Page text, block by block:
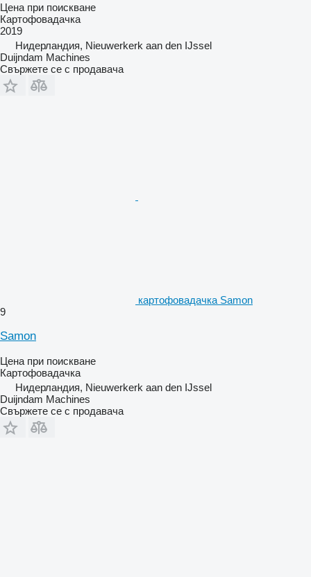
Цена при поискване
Картофовадачка
2019
Нидерландия, Nieuwerkerk aan den IJssel
Duijndam Machines
Свържете се с продавача
картофовадачка Samon
9
Samon
Цена при поискване
Картофовадачка
Нидерландия, Nieuwerkerk aan den IJssel
Duijndam Machines
Свържете се с продавача